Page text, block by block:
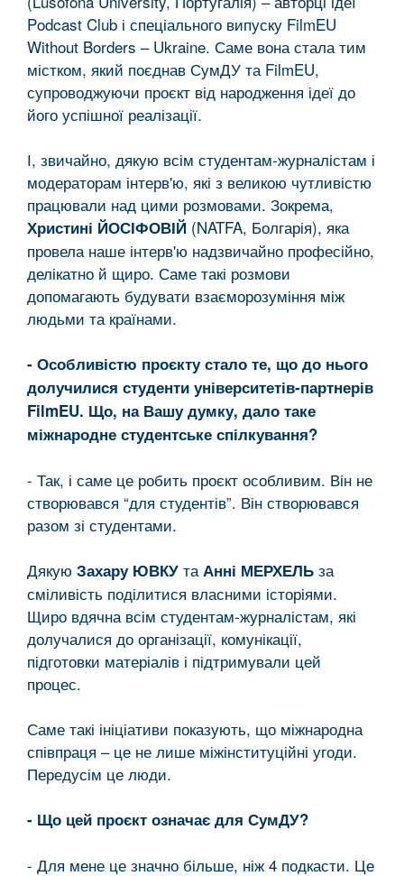
Podcast Club і спеціального випуску FilmEU
Without Borders – Ukraine. Саме вона стала тим
містком, який поєднав СумДУ та FilmEU,
супроводжуючи проєкт від народження ідеї до
його успішної реалізації.
І, звичайно, дякую всім студентам-журналістам і
модераторам інтерв'ю, які з великою чутливістю
працювали над цими розмовами. Зокрема,
Христині ЙОСІФОВІЙ (NATFA, Болгарія), яка
провела наше інтерв'ю надзвичайно професійно,
делікатно й щиро. Саме такі розмови
допомагають будувати взаєморозуміння між
людьми та країнами.
- Особливістю проєкту стало те, що до нього
долучилися студенти університетів-партнерів
FilmEU. Що, на Вашу думку, дало таке
міжнародне студентське спілкування?
- Так, і саме це робить проєкт особливим. Він не
створювався “для студентів”. Він створювався
разом зі студентами.
Дякую Захару ЮВКУ та Анні МЕРХЕЛЬ за
сміливість поділитися власними історіями.
Щиро вдячна всім студентам-журналістам, які
долучалися до організації, комунікації,
підготовки матеріалів і підтримували цей
процес.
Саме такі ініціативи показують, що міжнародна
співпраця – це не лише міжінституційні угоди.
Передусім це люди.
- Що цей проєкт означає для СумДУ?
- Для мене це значно більше, ніж 4 подкасти. Це